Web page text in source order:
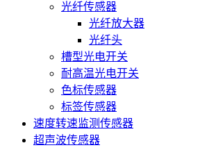
光纤传感器
光纤放大器
光纤头
槽型光电开关
耐高温光电开关
色标传感器
标签传感器
速度转速监测传感器
超声波传感器